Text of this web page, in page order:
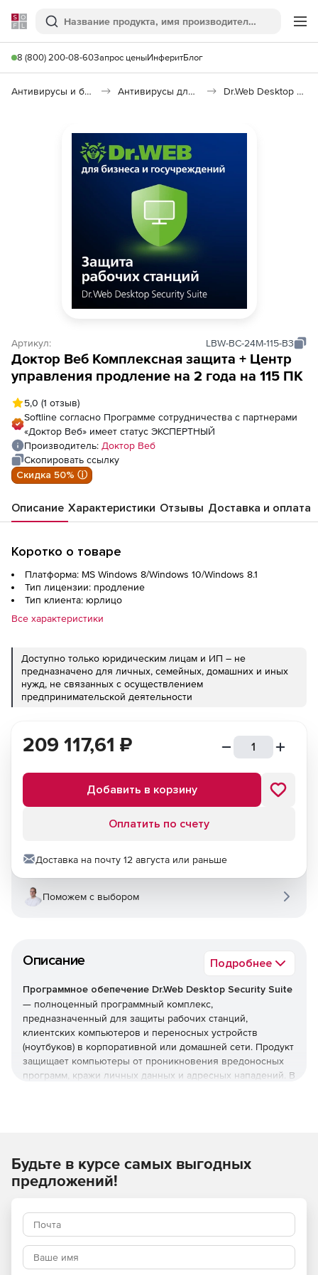
Softline
Поиск
8 (800) 200-08-60Запрос ценыИнферитБлог
Антивирусы и безопасность Антивирусы для организаций Dr.Web Desktop Security Suite
Артикул: LBW-BC-24M-115-B3
Доктор Веб Комплексная защита + Центр
управления продление на 2 года на 115 ПК
5,0 (1 отзыв)
Softline согласно Программе сотрудничества с партнерами
«Доктор Веб» имеет статус ЭКСПЕРТНЫЙ
Производитель: Доктор Веб
Скопировать ссылку
Скидка 50% ⓘ
Описание Характеристики Отзывы Доставка и оплата
Коротко о товаре
Платформа: MS Windows 8/Windows 10/Windows 8.1
Тип лицензии: продление
Тип клиента: юрлицо
Все характеристики
Доступно только юридическим лицам и ИП – не
предназначено для личных, семейных, домашних и иных
нужд, не связанных с осуществлением
предпринимательской деятельности
Описание Подробнее
Программное обепечение Dr.Web Desktop Security Suite
— полноценный программный комплекс,
предназначенный для защиты рабочих станций,
клиентских компьютеров и переносных устройств
(ноутбуков) в корпоративной или домашней сети. Продукт
защищает компьютеры от проникновения вредоносных
программ, кражи личных данных и адресных нападений. В
Преимущества Dr.Web Desktop
Наличие сертификатов
Dr.Web Desktop Security Suite имеет сертификаты
соответствия ФСТЭК России и ФСБ. Это означает, что
209 117,61 ₽
Добавить в корзину
Оплатить по счету
Доставка на почту 12 августа или раньше
Поможем с выбором
Будьте в курсе самых выгодных
предложений!